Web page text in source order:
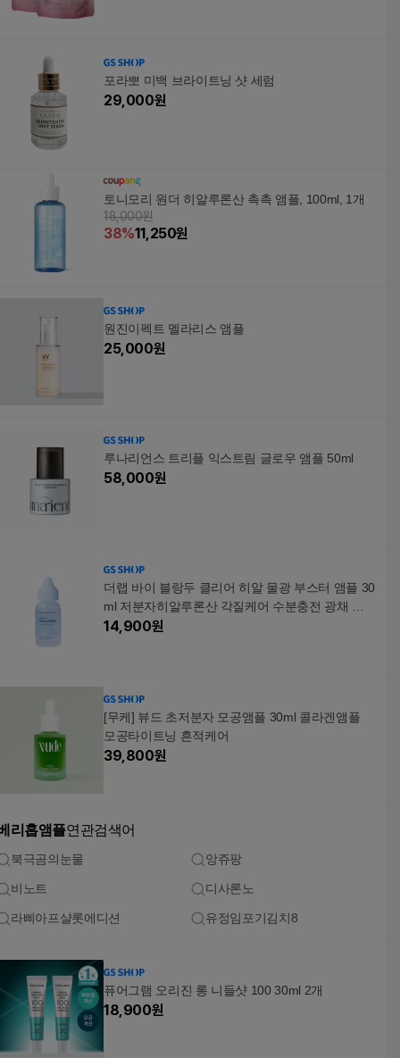
포라뽀 미백 브라이트닝 샷 세럼
29,000원
토니모리 원더 히알루론산 촉촉 앰플, 100ml, 1개
18,000원
38%11,250원
원진이펙트 멜라리스 앰플
25,000원
루나리언스 트리플 익스트림 글로우 앰플 50ml
58,000원
더랩 바이 블랑두 클리어 히알 물광 부스터 앰플 30
ml 저분자히알루론산 각질케어 수분충전 광채 물
광피부 속건조 건성피부 지성피부 영양 피부보습
14,900원
[무케] 뷰드 초저분자 모공앰플 30ml 콜라겐앰플
모공타이트닝 흔적케어
39,800원
리홉앰플연관검색어
북극곰의눈물 앙쥬팡
비노트 디사론노
라삐아프샬롯에디션 유정임포기김치8
퓨어그램 오리진 롱 니들샷 100 30ml 2개
18,900원